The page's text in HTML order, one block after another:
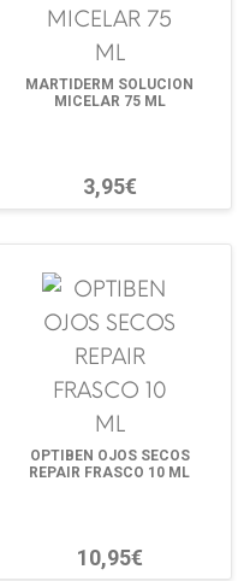
MARTIDERM SOLUCION
MICELAR 75 ML
3,95€
OPTIBEN OJOS SECOS
REPAIR FRASCO 10 ML
10,95€